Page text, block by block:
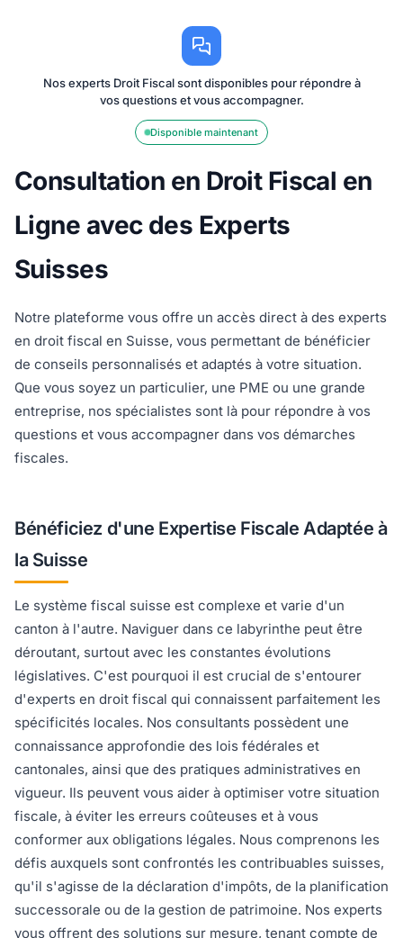
Nos experts Droit Fiscal sont disponibles pour répondre à
vos questions et vous accompagner.
Disponible maintenant
Consultation en Droit Fiscal en
Ligne avec des Experts
Suisses
Notre plateforme vous offre un accès direct à des experts
en droit fiscal en Suisse, vous permettant de bénéficier
de conseils personnalisés et adaptés à votre situation.
Que vous soyez un particulier, une PME ou une grande
entreprise, nos spécialistes sont là pour répondre à vos
questions et vous accompagner dans vos démarches
fiscales.
Bénéficiez d'une Expertise Fiscale Adaptée à
la Suisse
Le système fiscal suisse est complexe et varie d'un
canton à l'autre. Naviguer dans ce labyrinthe peut être
déroutant, surtout avec les constantes évolutions
législatives. C'est pourquoi il est crucial de s'entourer
d'experts en droit fiscal qui connaissent parfaitement les
spécificités locales. Nos consultants possèdent une
connaissance approfondie des lois fédérales et
cantonales, ainsi que des pratiques administratives en
vigueur. Ils peuvent vous aider à optimiser votre situation
fiscale, à éviter les erreurs coûteuses et à vous
conformer aux obligations légales. Nous comprenons les
défis auxquels sont confrontés les contribuables suisses,
qu'il s'agisse de la déclaration d'impôts, de la planification
successorale ou de la gestion de patrimoine. Nos experts
vous offrent des solutions sur mesure, tenant compte de